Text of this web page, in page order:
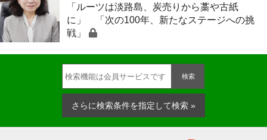
「ルーツは淡路島、炭売りから藁や古紙
に」 「次の100年、新たなステージへの挑
戦」
検索
さらに検索条件を指定して検索 »